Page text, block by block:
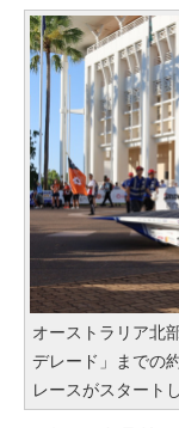
オーストラリア北
デレード」までの
レースがスタート